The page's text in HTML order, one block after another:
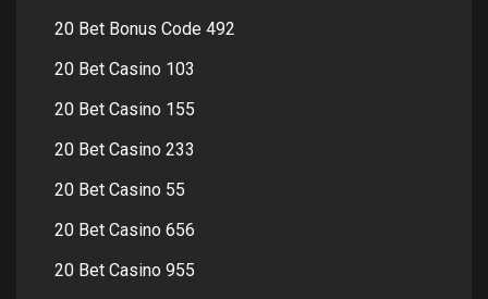
20 Bet Bonus Code 492
20 Bet Casino 103
20 Bet Casino 155
20 Bet Casino 233
20 Bet Casino 55
20 Bet Casino 656
20 Bet Casino 955